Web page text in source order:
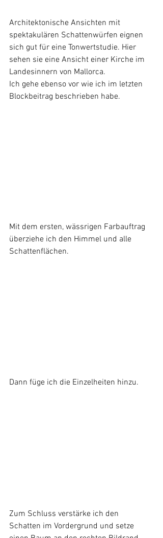
Architektonische Ansichten mit
spektakulären Schattenwürfen eignen
sich gut für eine Tonwertstudie. Hier
sehen sie eine Ansicht einer Kirche im
Landesinnern von Mallorca.
Ich gehe ebenso vor wie ich im letzten
Blockbeitrag beschrieben habe.
Mit dem ersten, wässrigen Farbauftrag
überziehe ich den Himmel und alle
Schattenflächen.
Dann füge ich die Einzelheiten hinzu.
Zum Schluss verstärke ich den
Schatten im Vordergrund und setze